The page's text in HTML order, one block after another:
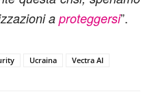
a proteggersi”.
Ucraina Vectra AI